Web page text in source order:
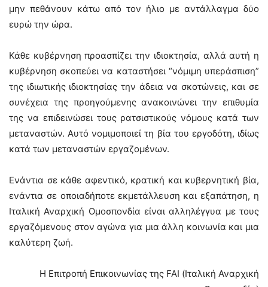
μην πεθάνουν κάτω από τον ήλιο με αντάλλαγμα δύο
ευρώ την ώρα.
Κάθε κυβέρνηση προασπίζει την ιδιοκτησία, αλλά αυτή η
κυβέρνηση σκοπεύει να καταστήσει “νόμιμη υπεράσπιση”
της ιδιωτικής ιδιοκτησίας την άδεια να σκοτώνεις, και σε
συνέχεια της προηγούμενης ανακοινώνει την επιθυμία
της να επιδεινώσει τους ρατσιστικούς νόμους κατά των
μεταναστών. Αυτό νομιμοποιεί τη βία του εργοδότη, ιδίως
κατά των μεταναστών εργαζομένων.
Ενάντια σε κάθε αφεντικό, κρατική και κυβερνητική βία,
ενάντια σε οποιαδήποτε εκμετάλλευση και εξαπάτηση, η
Ιταλική Αναρχική Ομοσπονδία είναι αλληλέγγυα με τους
εργαζόμενους στον αγώνα για μια άλλη κοινωνία και μια
καλύτερη ζωή.
Η Επιτροπή Επικοινωνίας της FAI (Ιταλική Αναρχική